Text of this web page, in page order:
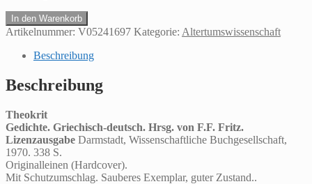
TheokritGedichte.
Griechisch-
Hrsg.
F.F.
Fritz.
Menge
In den Warenkorb
Artikelnummer: V05241697 Kategorie: Altertumswissenschaft
Beschreibung
Beschreibung
Theokrit
Gedichte. Griechisch-deutsch. Hrsg. von F.F. Fritz.
Lizenzausgabe Darmstadt, Wissenschaftliche Buchgesellschaft,
1970. 338 S.
Originalleinen (Hardcover).
Mit Schutzumschlag. Sauberes Exemplar, guter Zustand..